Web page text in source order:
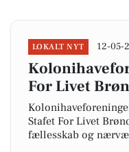
LOKALT NYT 12-05-
For Livet
Stafet For Livet
fællesskab og